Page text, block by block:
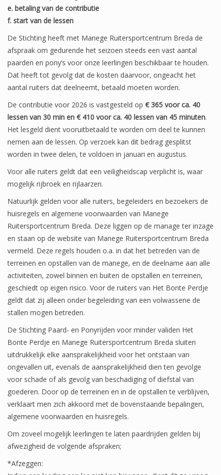
Kerst 2021
2019
50 jarig bestaan 2019
2017
Sinterklaas 2017
2016
2013
Stille PK’s (Donaties)
e. betaling van de contributie
f. start van de lessen
De Stichting heeft met Manege Ruitersportcentrum Breda de
afspraak om gedurende het seizoen steeds een vast aantal
paarden en pony’s voor onze leerlingen beschikbaar te houden.
Dat heeft tot gevolg dat de kosten daarvoor, ongeacht het
aantal ruiters dat deelneemt, betaald moeten worden.
De contributie voor 2026 is vastgesteld op € 365 voor ca. 40
lessen van 30 min en € 410 voor ca. 40 lessen van 45 minuten.
Het lesgeld dient vooruitbetaald te worden om deel te kunnen
nemen aan de lessen. Op verzoek kan dit bedrag gesplitst
worden in twee delen, te voldoen in januari en augustus.
Voor alle ruiters geldt dat een veiligheidscap verplicht is, waar
mogelijk rijbroek en rijlaarzen.
Natuurlijk gelden voor alle ruiters, begeleiders en bezoekers de
huisregels en algemene voorwaarden van Manege
Ruitersportcentrum Breda. Deze liggen op de manage ter inzage
en staan op de website van Manege Ruitersportcentrum Breda
vermeld. Deze regels houden o.a. in dat het betreden van de
terreinen en opstallen van de manege, en de deelname aan alle
activiteiten, zowel binnen en buiten de opstallen en terreinen,
geschiedt op eigen risico. Voor de ruiters van Het Bonte Perdje
geldt dat zij alleen onder begeleiding van een volwassene de
stallen mogen betreden.
De Stichting Paard- en Ponyrijden voor minder validen Het
Bonte Perdje en Manege Ruitersportcentrum Breda sluiten
uitdrukkelijk elke aansprakelijkheid voor het ontstaan van
ongevallen uit, evenals de aansprakelijkheid dien ten gevolge
voor schade of als gevolg van beschadiging of diefstal van
goederen. Door op de terreinen en in de opstallen te verblijven,
verklaart men zich akkoord met de bovenstaande bepalingen,
algemene voorwaarden en huisregels.
Om zoveel mogelijk leerlingen te laten paardrijden gelden bij
afwezigheid de volgende afspraken;
*Afzeggen: